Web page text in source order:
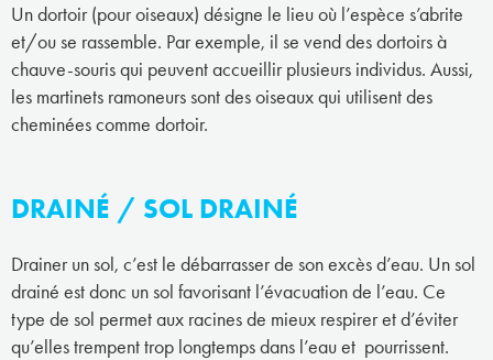
Un dortoir (pour oiseaux) désigne le lieu où l’espèce s’abrite
et/ou se rassemble. Par exemple, il se vend des dortoirs à
chauve-souris qui peuvent accueillir plusieurs individus. Aussi,
les martinets ramoneurs sont des oiseaux qui utilisent des
cheminées comme dortoir.
DRAINÉ / SOL DRAINÉ
Drainer un sol, c’est le débarrasser de son excès d’eau. Un sol
drainé est donc un sol favorisant l’évacuation de l’eau. Ce
type de sol permet aux racines de mieux respirer et d’éviter
qu’elles trempent trop longtemps dans l’eau et pourrissent.